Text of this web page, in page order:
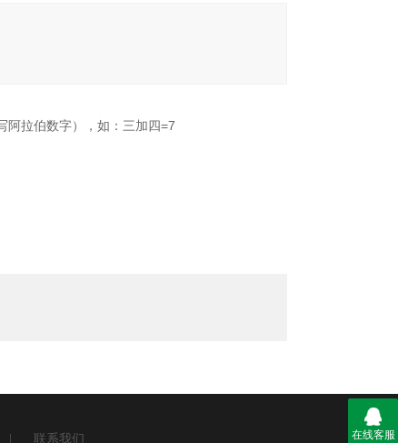
阿拉伯数字），如：三加四=7
联系我们 在线客服